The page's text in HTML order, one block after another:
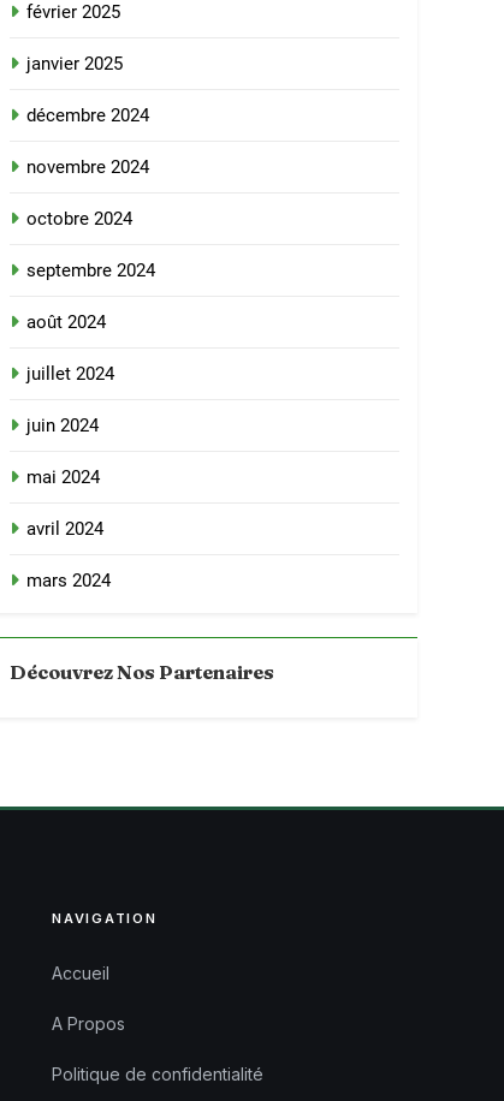
février 2025
janvier 2025
décembre 2024
novembre 2024
octobre 2024
septembre 2024
août 2024
juillet 2024
juin 2024
mai 2024
avril 2024
mars 2024
Découvrez Nos Partenaires
NAVIGATION
Accueil
A Propos
Politique de confidentialité